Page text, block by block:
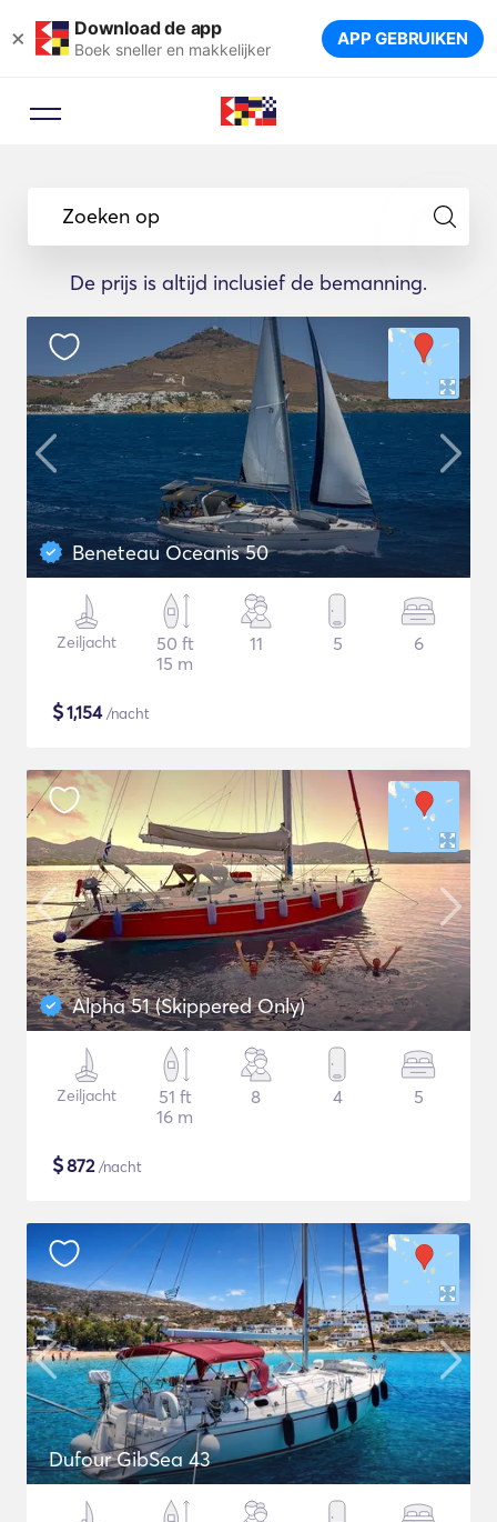
× Download de app
Boek sneller en makkelijker APP GEBRUIKEN
Zoeken op
De prijs is altijd inclusief de bemanning.
Beneteau Oceanis 50
Zeiljacht
50 ft
15 m
11 5 6
$1,154/nacht
Alpha 51 (Skippered Only)
Zeiljacht
51 ft
16 m
8 4 5
$872/nacht
Dufour GibSea 43